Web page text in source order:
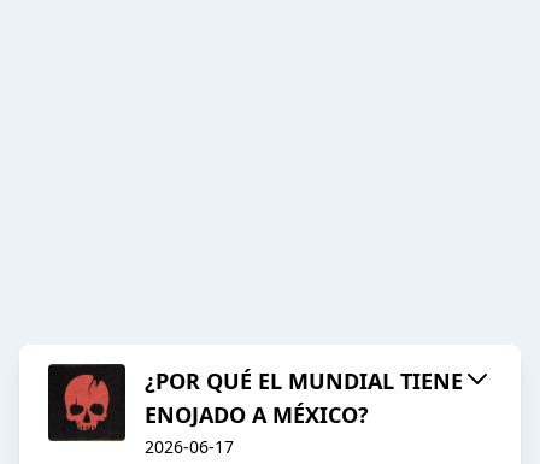
¿POR QUÉ EL MUNDIAL TIENE
ENOJADO A MÉXICO?
2026-06-17